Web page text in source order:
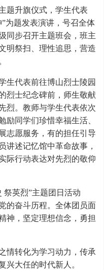
题升旗仪式，学生代表
为题发表演讲，号召全体
同步召开主题班会，班主
明祭扫、理性追思，营造
生代表前往博山烈士陵园
烈士纪念碑前，师生敬献
烈。教师与学生代表依次
励同学们珍惜幸福生活、
志愿服务，有的担任引导
讲述记忆馆中革命故事，
际行动表达对先烈的敬仰
祭英烈”主题团日活动
的奋斗历程。全体团员面
神，坚定理想信念，勇担
转化为学习动力，传承
兴大任的时代新人。